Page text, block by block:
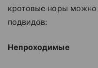
кротовые норы можно
подвидов:
Непроходимые